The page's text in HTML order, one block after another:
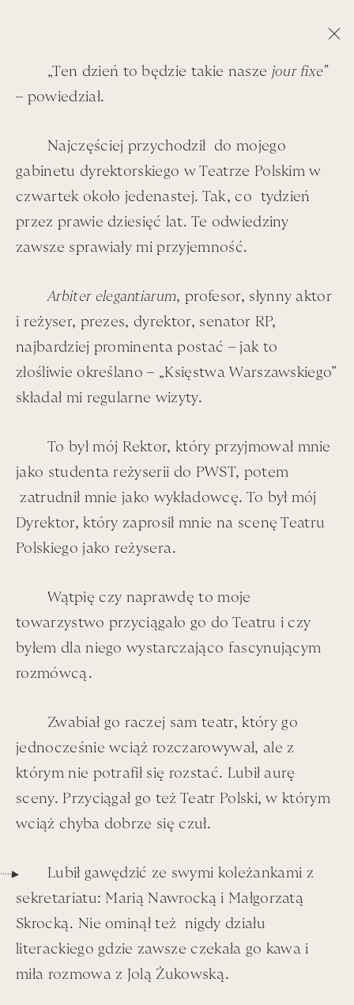
W
o
projekcie
dźwięk
dźwięk
Andrzej
Łapicki
ŁAPA x 100 -
„Ten dzień to będzie takie nasze jour fixe”
– powiedział.
Najczęściej przychodził do mojego
gabinetu dyrektorskiego w Teatrze Polskim w
czwartek około jedenastej. Tak, co tydzień
przez prawie dziesięć lat. Te odwiedziny
zawsze sprawiały mi przyjemność.
Arbiter elegantiarum, profesor, słynny aktor
i reżyser, prezes, dyrektor, senator RP,
najbardziej prominenta postać – jak to
złośliwie określano – „Księstwa Warszawskiego”
składał mi regularne wizyty.
To był mój Rektor, który przyjmował mnie
jako studenta reżyserii do PWST, potem
zatrudnił mnie jako wykładowcę. To był mój
Dyrektor, który zaprosił mnie na scenę Teatru
Polskiego jako reżysera.
Wątpię czy naprawdę to moje
towarzystwo przyciągało go do Teatru i czy
byłem dla niego wystarczająco fascynującym
rozmówcą.
Zwabiał go raczej sam teatr, który go
jednocześnie wciąż rozczarowywał, ale z
którym nie potrafił się rozstać. Lubił aurę
sceny. Przyciągał go też Teatr Polski, w którym
wciąż chyba dobrze się czuł.
Lubił gawędzić ze swymi koleżankami z
sekretariatu: Marią Nawrocką i Małgorzatą
Skrocką. Nie ominął też nigdy działu
literackiego gdzie zawsze czekała go kawa i
miła rozmowa z Jolą Żukowską.